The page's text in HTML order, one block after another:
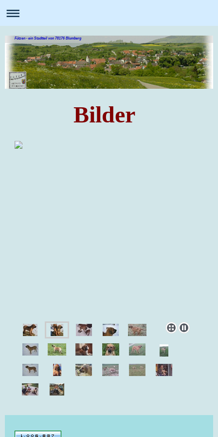
Fützen - ein Stadtteil von 78176 Blumberg
Bilder